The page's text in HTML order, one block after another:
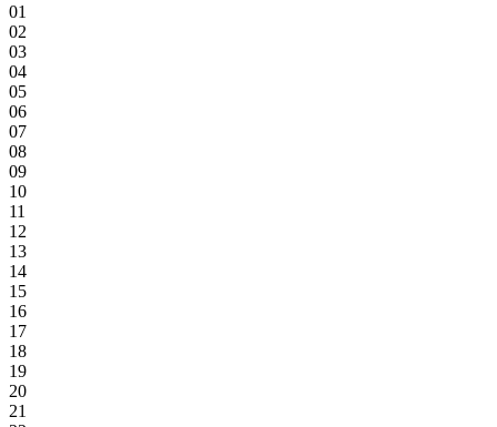
01
02
03
04
05
06
07
08
09
10
11
12
13
14
15
16
17
18
19
20
21